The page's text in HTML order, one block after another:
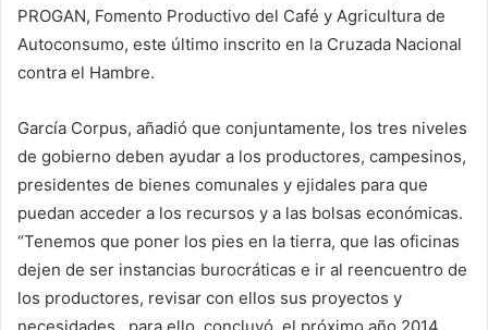
PROGAN, Fomento Productivo del Café y Agricultura de
Autoconsumo, este último inscrito en la Cruzada Nacional
contra el Hambre.
García Corpus, añadió que conjuntamente, los tres niveles
de gobierno deben ayudar a los productores, campesinos,
presidentes de bienes comunales y ejidales para que
puedan acceder a los recursos y a las bolsas económicas.
“Tenemos que poner los pies en la tierra, que las oficinas
dejen de ser instancias burocráticas e ir al reencuentro de
los productores, revisar con ellos sus proyectos y